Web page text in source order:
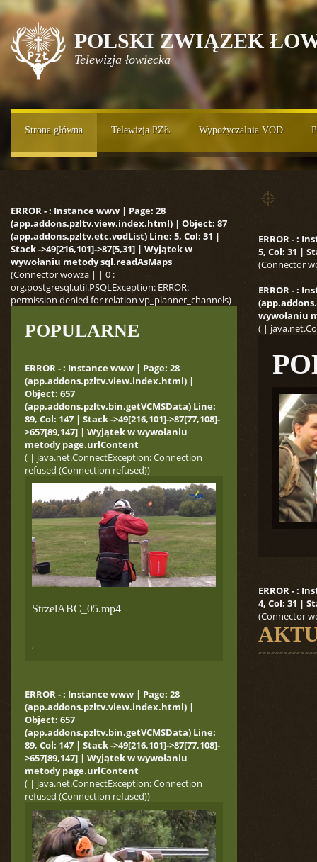
POLSKI ZWIĄZEK
Telewizja łowiecka
Strona główna Telewizja PZŁ Wypożyczalnia VOD
ERROR - : Instance www | Page: 28
(app.addons.pzltv.view.index.html) | Object: 87
(app.addons.pzltv.etc.vodList) Line: 5, Col: 31 |
Stack ->49[216,101]->87[5,31] | Wyjątek w
wywołaniu metody sql.readAsMaps
(Connector wowza | | 0 :
org.postgresql.util.PSQLException: ERROR:
permission denied for relation vp_planner_channels)
POPULARNE
ERROR - : Instance www | Page: 28
(app.addons.pzltv.view.index.html) |
Object: 657
(app.addons.pzltv.bin.getVCMSData) Line:
89, Col: 147 | Stack ->49[216,101]->87[77,108]-
>657[89,147] | Wyjątek w wywołaniu
metody page.urlContent
( | java.net.ConnectException: Connection
refused (Connection refused))
StrzelABC_05.mp4
,
ERROR - : Instance www | Page: 28
(app.addons.pzltv.view.index.html) |
Object: 657
(app.addons.pzltv.bin.getVCMSData) Line:
89, Col: 147 | Stack ->49[216,101]->87[77,108]-
>657[89,147] | Wyjątek w wywołaniu
metody page.urlContent
( | java.net.ConnectException: Connection
refused (Connection refused))
ERROR - :
5, Col: 31 |
(Connector
ERROR - :
wywołaniu
( |
ERROR - :
4, Col: 31 |
(Connector